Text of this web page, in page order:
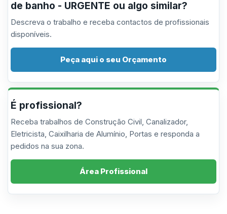
de banho - URGENTE ou algo similar?
Descreva o trabalho e receba contactos de profissionais
disponíveis.
Peça aqui o seu Orçamento
É profissional?
Receba trabalhos de Construção Civil, Canalizador,
Eletricista, Caixilharia de Alumínio, Portas e responda a
pedidos na sua zona.
Área Profissional